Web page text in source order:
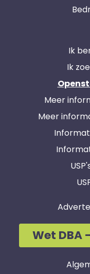
Ik
Ik
Meer
Meer
Wet DBA